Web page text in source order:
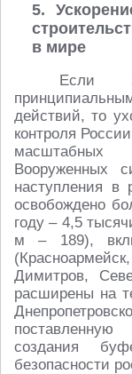
5.
в мире
Если
действий, то
контроля
масштабных
Вооруженных
наступления
освобождено
году – 4,5
м – 189),
Димитров,
расширены на
создания
безопасности